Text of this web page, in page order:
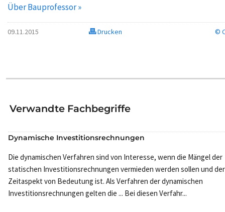
Über Bauprofessor »
09.11.2015 Drucken ©
Verwandte Fachbegriffe
Dynamische Investitionsrechnungen
Die dynamischen Verfahren sind von Interesse, wenn die Mängel der
statischen Investitionsrechnungen vermieden werden sollen und der
Zeitaspekt von Bedeutung ist. Als Verfahren der dynamischen
Investitionsrechnungen gelten die ... Bei diesen Verfahr...